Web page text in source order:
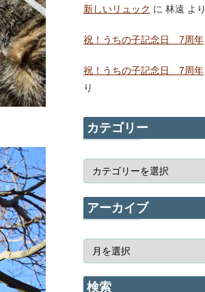
新しいリュック に 林遠 より
祝！うちの子記念日 7周年
祝！うちの子記念日 7周年
り
カテゴリー
アーカイブ
検索